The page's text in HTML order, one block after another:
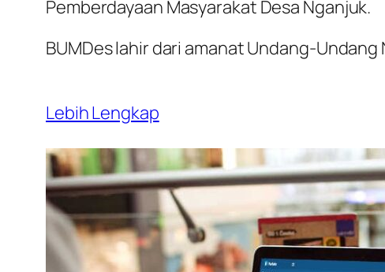
Pemberdayaan Masyarakat Desa Nganjuk.
BUMDes lahir dari amanat Undang-
Lebih Lengkap